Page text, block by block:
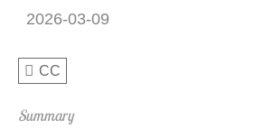
2026-03-09
CC